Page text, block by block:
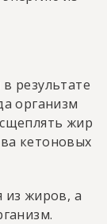
результате
организм
жир
кетоновых
из жиров, а